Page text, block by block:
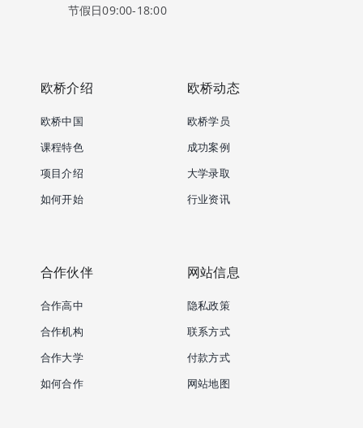
节假日09:00-18:00
欧桥介绍
欧桥中国
课程特色
项目介绍
如何开始
欧桥动态
欧桥学员
成功案例
大学录取
行业资讯
合作伙伴
合作高中
合作机构
合作大学
如何合作
网站信息
隐私政策
联系方式
付款方式
网站地图